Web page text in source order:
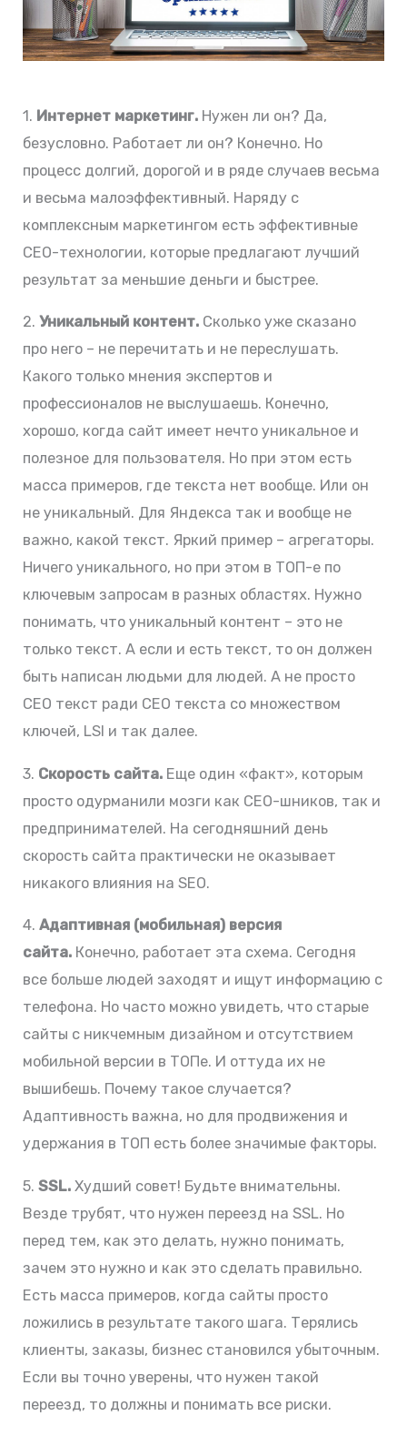
1. Интернет маркетинг. Нужен ли он? Да,
безусловно. Работает ли он? Конечно. Но
процесс долгий, дорогой и в ряде случаев весьма
и весьма малоэффективный. Наряду с
комплексным маркетингом есть эффективные
СЕО-технологии, которые предлагают лучший
результат за меньшие деньги и быстрее.
2.Уникальный контент. Сколько уже сказано
про него – не перечитать и не переслушать.
Какого только мнения экспертов и
профессионалов не выслушаешь. Конечно,
хорошо, когда сайт имеет нечто уникальное и
полезное для пользователя. Но при этом есть
масса примеров, где текста нет вообще. Или он
не уникальный. Для Яндекса так и вообще не
важно, какой текст. Яркий пример – агрегаторы.
Ничего уникального, но при этом в ТОП-е по
ключевым запросам в разных областях. Нужно
понимать, что уникальный контент – это не
только текст. А если и есть текст, то он должен
быть написан людьми для людей. А не просто
СЕО текст ради СЕО текста со множеством
ключей, LSI и так далее.
3. Скорость сайта. Еще один «факт», которым
просто одурманили мозги как СЕО-шников, так и
предпринимателей. На сегодняшний день
скорость сайта практически не оказывает
никакого влияния на SEO.
4.Адаптивная (мобильная) версия
сайта. Конечно, работает эта схема. Сегодня
все больше людей заходят и ищут информацию с
телефона. Но часто можно увидеть, что старые
сайты с никчемным дизайном и отсутствием
мобильной версии в ТОПе. И оттуда их не
вышибешь. Почему такое случается?
Адаптивность важна, но для продвижения и
удержания в ТОП есть более значимые факторы.
5.SSL.Худший совет! Будьте внимательны.
Везде трубят, что нужен переезд на SSL. Но
перед тем, как это делать, нужно понимать,
зачем это нужно и как это сделать правильно.
Есть масса примеров, когда сайты просто
ложились в результате такого шага. Терялись
клиенты, заказы, бизнес становился убыточным.
Если вы точно уверены, что нужен такой
переезд, то должны и понимать все риски.